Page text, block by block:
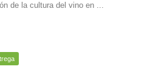
de la cultura del vino en ...